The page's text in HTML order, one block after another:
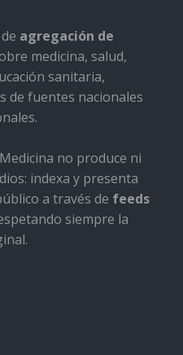
agregación de
medicina, salud,
sanitaria,
de fuentes nacionales
no produce ni
indexa y presenta
a través de feeds
siempre la